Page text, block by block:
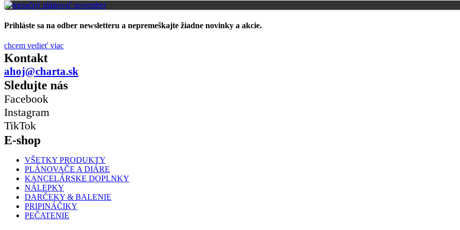
Prihláste sa na odber newsletteru a nepremeškajte žiadne novinky a akcie.
chcem vedieť viac
Kontakt
ahoj@charta.sk
Sledujte nás
Facebook
Instagram
TikTok
E-shop
VŠETKY PRODUKTY
PLÁNOVAČE A DIÁRE
KANCELÁRSKE DOPLNKY
NÁLEPKY
DARČEKY & BALENIE
PRIPINÁČIKY
PEČATENIE